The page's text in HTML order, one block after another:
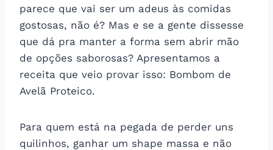
parece que vai ser um adeus às comidas
gostosas, não é? Mas e se a gente dissesse
que dá pra manter a forma sem abrir mão
de opções saborosas? Apresentamos a
receita que veio provar isso: Bombom de
Avelã Proteico.
Para quem está na pegada de perder uns
quilinhos, ganhar um shape massa e não